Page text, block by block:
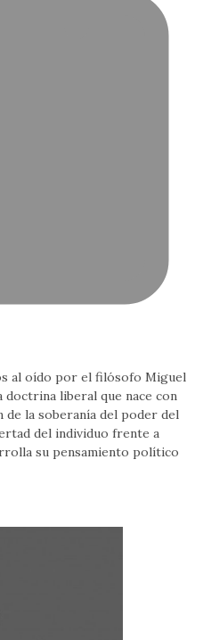
al oído por el filósofo Miguel
liberal que nace con
la soberanía del poder del
del individuo frente a
su pensamiento político